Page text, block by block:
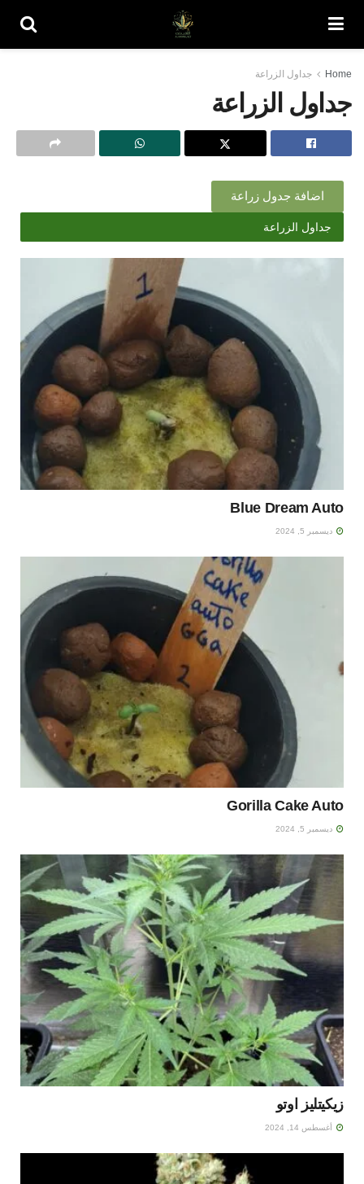
Home جداول الزراعة
جداول الزراعة
اضافة جدول زراعة
جداول الزراعة
Blue Dream Auto
ديسمبر 5, 2024
Gorilla Cake Auto
ديسمبر 5, 2024
زيكيتليز اوتو
أغسطس 14, 2024